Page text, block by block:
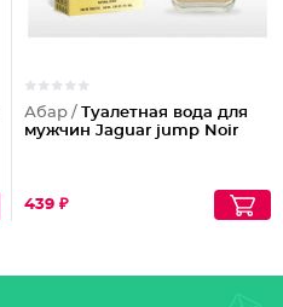
Абар / Туалетная вода для
мужчин Jaguar jump Noir
439 ₽